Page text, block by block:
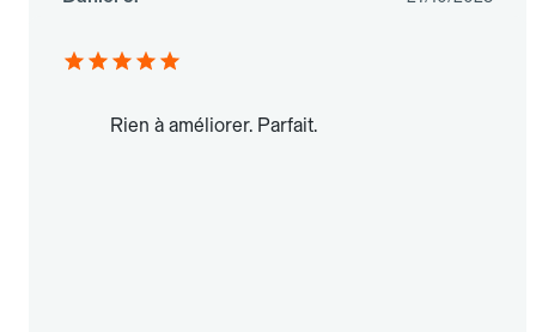
Rien à améliorer. Parfait.